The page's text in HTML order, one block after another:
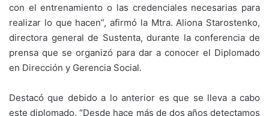
con el entrenamiento o las credenciales necesarias para
realizar lo que hacen”, afirmó la Mtra. Aliona Starostenko,
directora general de Sustenta, durante la conferencia de
prensa que se organizó para dar a conocer el Diplomado
en Dirección y Gerencia Social.
Destacó que debido a lo anterior es que se lleva a cabo
este diplomado. “Desde hace más de dos años detectamos